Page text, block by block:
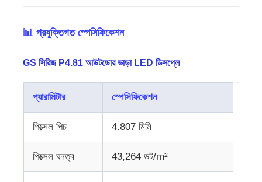
📊 প্রযুক্তিগত স্পেসিফিকেশন
GS সিরিজ P4.81 আউটডোর ভাড়া LED ডিসপ্লে
প্যারামিটার স্পেসিফিকেশন
পিক্সেল পিচ 4.807 মিমি
পিক্সেল ঘনত্ব 43,264 ডট/m²